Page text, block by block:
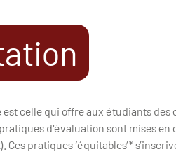
celle qui offre aux étudiants
d'évaluation sont mises
Ces pratiques ‘équitables’*